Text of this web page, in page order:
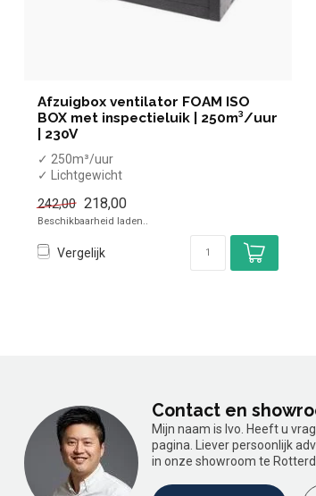
Afzuigbox ventilator FOAM ISO
BOX met inspectieluik | 250m³/uur
| 230V
✓ 250m³/uur
✓ Lichtgewicht
✓ Geluidsarm
✓ 230 Volt, 70 Wat...
242,00 218,00
Beschikbaarheid laden..
Vergelijk
Contact en
Mijn naam is Ivo. Heeft u
pagina. Liever persoonlijk
in onze showroom te